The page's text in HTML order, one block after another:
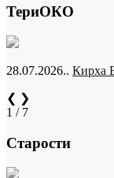
ТериОКО
28.07.2026.. Кирха
❮ ❯
1 / 7
Старости